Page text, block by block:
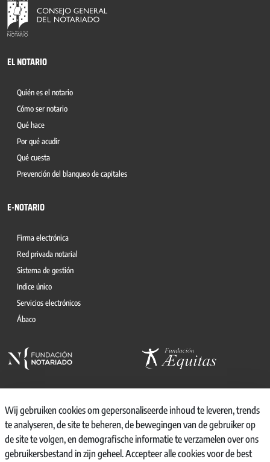
EL NOTARIO
Quién es el notario
Cómo ser notario
Qué hace
Por qué acudir
Qué cuesta
Prevención del blanqueo de capitales
E-NOTARIO
Firma electrónica
Red privada notarial
Sistema de gestión
Indice único
Servicios electrónicos
Ábaco
© 2026, CONSEJO GENERAL DEL NOTARIO
CANAL INTERNO DE INFORMACIÓN
Wij gebruiken cookies om gepersonaliseerde inhoud te leveren, trends
te analyseren, de site te beheren, de bewegingen van de gebruiker op
de site te volgen, en demografische informatie te verzamelen over ons
gebruikersbestand in zijn geheel. Accepteer alle cookies voor de best